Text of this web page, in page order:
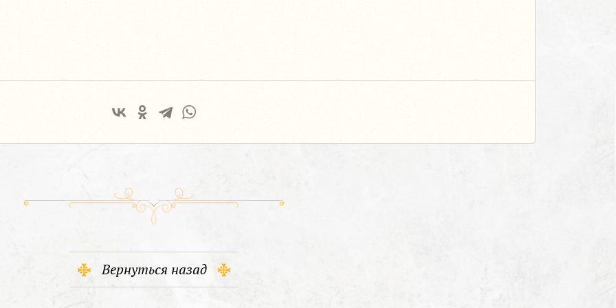
Вернуться назад